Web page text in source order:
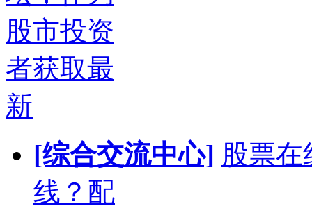
股市投资
者获取最
新
[综合交流中心] 股票在
线？配